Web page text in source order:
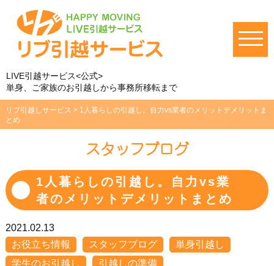
LIVE引越サービス<公式>
単身、ご家族のお引越しから事務所移転まで
リブ引越しサービス > 1人暮らしの引越し。自力vs業者のメリットデメリットま
とめ
スタッフブログ
1人暮らしの引越し。自力vs業
者のメリットデメリットまとめ
2021.02.13
お役立ち情報
スタッフブログ
単身引越し
学生のお引越し
引越しの準備